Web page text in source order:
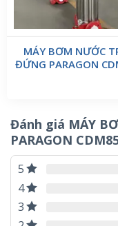
MÁY BƠM NƯỚC
ĐỨNG PARAGON
Đánh giá MÁY
PARAGON
5
4
3